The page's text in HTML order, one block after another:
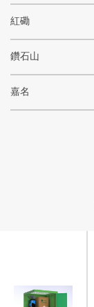
紅磡
鑽石山
嘉名